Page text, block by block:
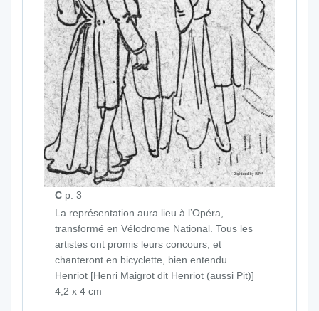
C p. 3
La représentation aura lieu à l’Opéra,
transformé en Vélodrome National. Tous les
artistes ont promis leurs concours, et
chanteront en bicyclette, bien entendu.
Henriot [Henri Maigrot dit Henriot (aussi Pit)]
4,2 x 4 cm